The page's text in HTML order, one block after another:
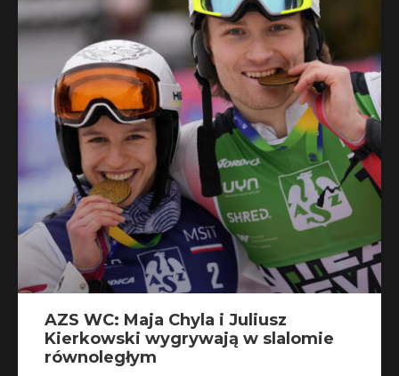
AZS WC: Maja Chyla i Juliusz
Kierkowski wygrywają w slalomie
równoległym